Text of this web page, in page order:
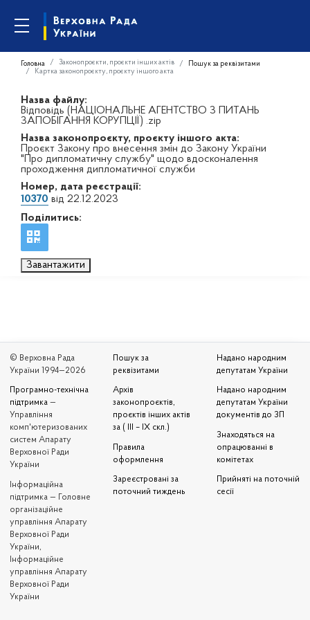
Головна Законопроєкти, проєкти інших актів
Пошук за реквізитами
Картка законопроєкту, проєкту іншого акта
Назва файлу:
Відповідь (НАЦІОНАЛЬНЕ АГЕНТСТВО З ПИТАНЬ
ЗАПОБІГАННЯ КОРУПЦІЇ) .zip
Назва законопроєкту, проєкту іншого акта:
Проєкт Закону про внесення змін до Закону України
"Про дипломатичну службу" щодо вдосконалення
проходження дипломатичної служби
Номер, дата реєстрації:
10370 від 22.12.2023
Поділитись:
Завантажити
© Верховна Рада
України 1994—2026
Програмно-технічна
підтримка —
Управління
комп'ютеризованих
систем Апарату
Верховної Ради
України
Iнформаційна
підтримка — Головне
організаційне
управління Апарату
Верховної Ради
України,
Інформаційне
управління Апарату
Верховної Ради
України
Пошук за
реквізитами
Архів
законопроєктів,
проєктів інших актів
за ( III – IX скл.)
Правила
оформлення
Зареєстровані за
поточний тиждень
Надано народним
депутатам України
Надано народним
депутатам України
документів до ЗП
Знаходяться на
опрацюванні в
комітетах
Прийняті на поточній
сесії